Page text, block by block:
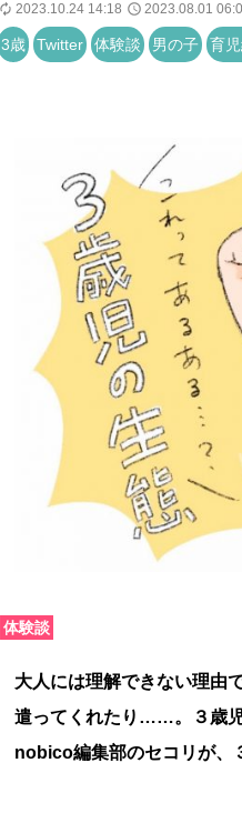
2023.10.24 14:18 2023.08.01
3歳 Twitter 体験談 男の子 育
体験談
大人には理解できない理由
遣ってくれたり……。３歳
nobico編集部のセコリが、